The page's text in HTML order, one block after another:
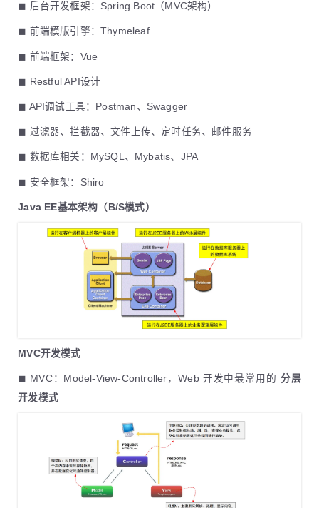
◼ 后台开发框架：Spring Boot（MVC架构）
◼ 前端模版引擎：Thymeleaf
◼ 前端框架：Vue
◼ Restful API设计
◼ API调试工具：Postman、Swagger
◼ 过滤器、拦截器、文件上传、定时任务、邮件服务
◼ 数据库相关：MySQL、Mybatis、JPA
◼ 安全框架：Shiro
Java EE基本架构（B/S模式）
MVC开发模式
◼ MVC：Model-View-Controller，Web 开发中最常用的 分层
开发模式